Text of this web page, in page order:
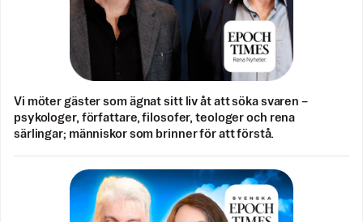
Vi möter gäster som ägnat sitt liv åt att söka svaren –
psykologer, författare, filosofer, teologer och rena
särlingar; människor som brinner för att förstå.